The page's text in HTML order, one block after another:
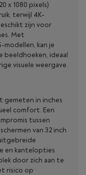
x 1080 pixels)
terwijl 4K-
zijn voor
Met
modellen, kan je
beeldhoeken, ideaal
visuele weergave.
in inches
comfort. Een
tussen
van 32 inch
en kantelopties
door zich aan te
risico op